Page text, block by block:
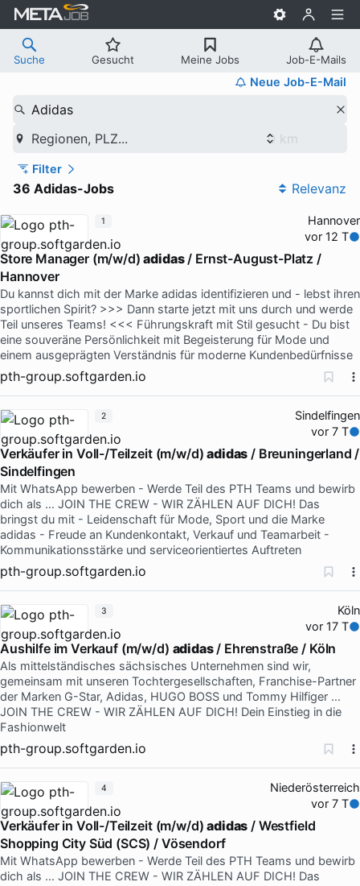
Suche Gesucht Meine Jobs Job-E-Mails
Neue Job-E-Mail
Adidas
Regionen, PLZ...
Filter
36 Adidas-Jobs Relevanz
Hannover
vor 12 T
Store Manager (m/w/d)adidas/ Ernst-August-Platz /
Hannover
Du kannst dich mit der Marke adidas identifizieren und - lebst ihren
sportlichen Spirit? >>> Dann starte jetzt mit uns durch und werde
Teil unseres Teams! <<< Führungskraft mit Stil gesucht - Du bist
eine souveräne Persönlichkeit mit Begeisterung für Mode und
einem ausgeprägten Verständnis für moderne Kundenbedürfnisse
pth-group.softgarden.io
1
Sindelfingen
vor 7 T
Verkäufer in Voll-/Teilzeit (m/w/d)adidas / Breuningerland /
Sindelfingen
Mit WhatsApp bewerben - Werde Teil des PTH Teams und bewirb
dich als … JOIN THE CREW - WIR ZÄHLEN AUF DICH! Das
bringst du mit - Leidenschaft für Mode, Sport und die Marke
adidas - Freude an Kundenkontakt, Verkauf und Teamarbeit -
Kommunikationsstärke und serviceorientiertes Auftreten
pth-group.softgarden.io
2
Köln
vor 17 T
Aushilfe im Verkauf (m/w/d) adidas/ Ehrenstraße / Köln
Als mittelständisches sächsisches Unternehmen sind wir,
gemeinsam mit unseren Tochtergesellschaften, Franchise-Partner
der Marken G-Star, Adidas, HUGO BOSS und Tommy Hilfiger …
JOIN THE CREW - WIR ZÄHLEN AUF DICH! Dein Einstieg in die
Fashionwelt
pth-group.softgarden.io
3
Niederösterreich
vor 7 T
Verkäufer in Voll-/Teilzeit (m/w/d)adidas / Westfield
Shopping City Süd (SCS) / Vösendorf
Mit WhatsApp bewerben - Werde Teil des PTH Teams und bewirb
dich als … JOIN THE CREW - WIR ZÄHLEN AUF DICH! Das
4